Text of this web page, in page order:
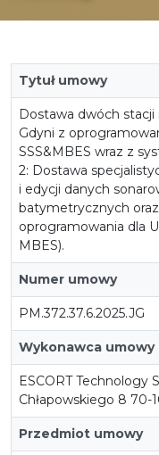
Tytuł umowy
Dostawa dwóch
Gdyni z
SSS&MBES wraz z
2: Dostawa
i edycji danych
batymetrycznych
oprogramowania dla
MBES).
Numer umowy
PM.372.37.6.2025.JG
Wykonawca umowy
ESCORT Technology
Chłapowskiego 8 70-
Przedmiot umowy